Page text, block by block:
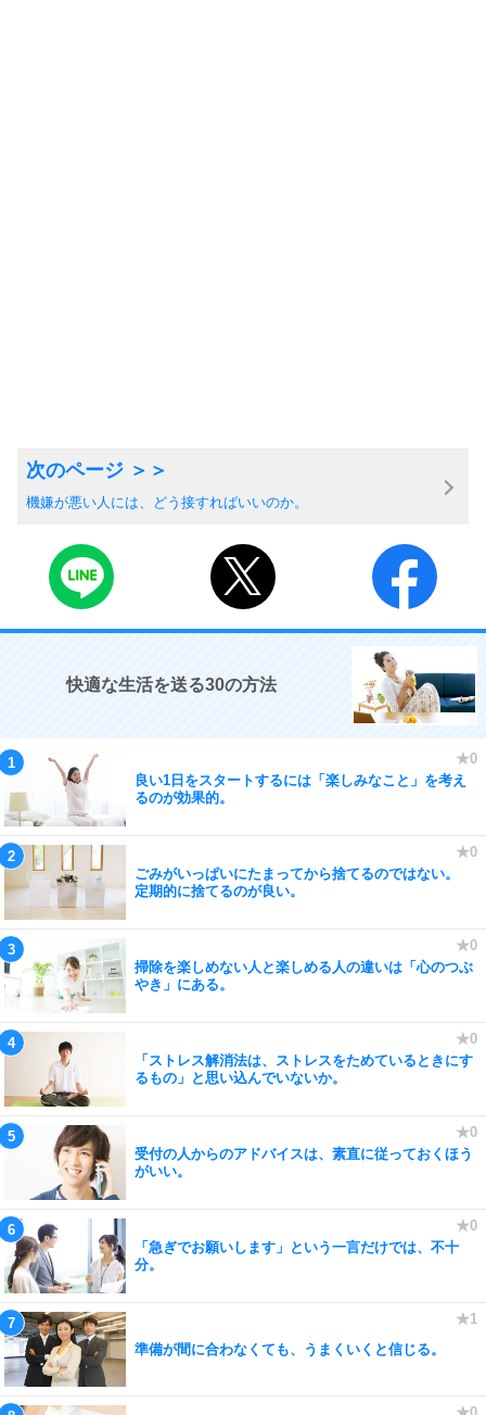
機嫌が悪い人には、どう接すればいいのか。
快適な生活を送る30の方法
良い1日をスタートするには「楽しみなこと」を考え
るのが効果的。
ごみがいっぱいにたまってから捨てるのではない。
定期的に捨てるのが良い。
掃除を楽しめない人と楽しめる人の違いは「心のつぶ
やき」にある。
「ストレス解消法は、ストレスをためているときにす
るもの」と思い込んでいないか。
受付の人からのアドバイスは、素直に従っておくほう
がいい。
「急ぎでお願いします」という一言だけでは、不十
分。
準備が間に合わなくても、うまくいくと信じる。